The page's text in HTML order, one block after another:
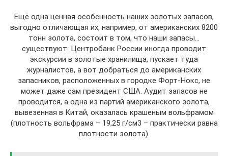
Ещё одна ценная особенность наших золотых запасов,
выгодно отличающая их, например, от американских 8200
тонн золота, состоит в том, что наши запасы…
существуют. Центробанк России иногда проводит
экскурсии в золотые хранилища, пускает туда
журналистов, а вот добраться до американских
запасников, расположенных в городке Форт-Нокс, не
может даже сам президент США. Аудит запасов не
проводится, а одна из партий американского золота,
вывезенная в Китай, оказалась крашеным вольфрамом
(плотность вольфрама – 19,25 г/см3 – практически равна
плотности золота).